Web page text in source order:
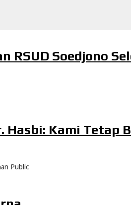
RSUD Soedjono
Hasbi: Kami Tetap
Public